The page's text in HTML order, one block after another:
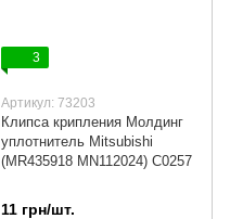
3
Артикул: 73203
Клипса крипления Молдинг
уплотнитель Mitsubishi
(MR435918 MN112024) C0257
11 грн/шт.